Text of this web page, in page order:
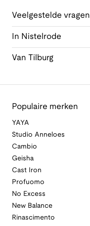
Veelgestelde vragen
In Nistelrode
Van Tilburg
Populaire merken
YAYA
Studio Anneloes
Cambio
Geisha
Cast Iron
Profuomo
No Excess
New Balance
Rinascimento